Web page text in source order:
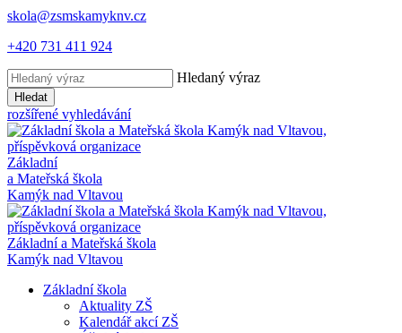
skola@zsmskamyknv.cz
+420 731 411 924
Hledaný výraz
Hledat
rozšířené vyhledávání
Základní
a Mateřská škola
Kamýk nad Vltavou
Základní a Mateřská škola
Kamýk nad Vltavou
Základní škola
Aktuality ZŠ
Kalendář akcí ZŠ